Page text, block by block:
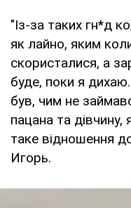
"Із-за таких гн*д
як лайно, яким
скористалися, а
буде, поки я
був, чим не
пацана та
таке відношення
Игорь.